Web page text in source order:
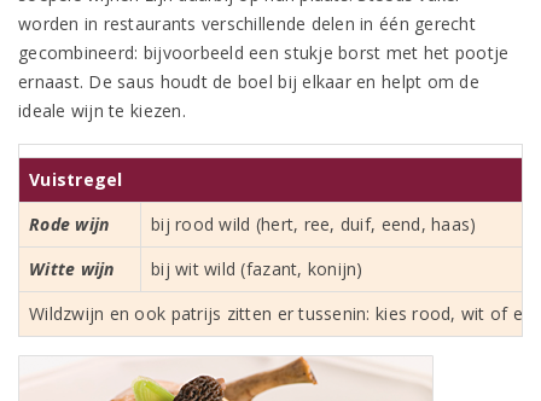
worden in restaurants verschillende delen in één gerecht
gecombineerd: bijvoorbeeld een stukje borst met het pootje
ernaast. De saus houdt de boel bij elkaar en helpt om de
ideale wijn te kiezen.
Vuistregel
Rode wijn
bij rood wild (hert, ree, duif, eend, haas)
Witte wijn
bij wit wild (fazant, konijn)
Wildzwijn en ook patrijs zitten er tussenin: kies rood, wit of